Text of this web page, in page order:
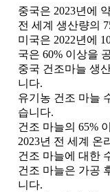
중국은 2023년에
전 세계 생산량의
미국은 2022년에
국은 60% 이상을
중국 건조마늘 생
니다.
유기농 건조 마늘
습니다.
건조 마늘의 65%
2023년 전 세계 온
건조 마늘에 대한
건조 마늘은 가공
니다.